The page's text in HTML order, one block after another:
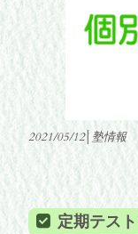
2021/05/12│塾情報
定期テス